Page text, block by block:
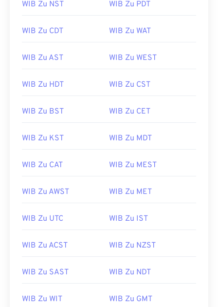
WIB Zu NST WIB Zu PDT
WIB Zu CDT WIB Zu WAT
WIB Zu AST WIB Zu WEST
WIB Zu HDT WIB Zu CST
WIB Zu BST WIB Zu CET
WIB Zu KST WIB Zu MDT
WIB Zu CAT WIB Zu MEST
WIB Zu AWST WIB Zu MET
WIB Zu UTC WIB Zu IST
WIB Zu ACST WIB Zu NZST
WIB Zu SAST WIB Zu NDT
WIB Zu WIT WIB Zu GMT